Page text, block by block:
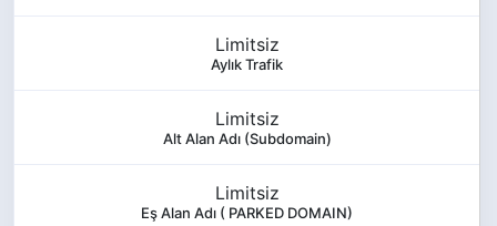
Limitsiz
Aylık Trafik
Limitsiz
Alt Alan Adı (Subdomain)
Limitsiz
Eş Alan Adı ( PARKED DOMAIN)